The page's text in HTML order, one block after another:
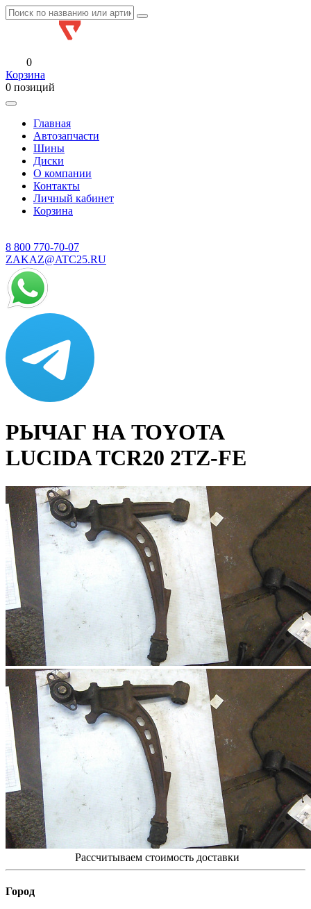
0
Корзина
0 позиций
Главная
Автозапчасти
Шины
Диски
О компании
Контакты
Личный кабинет
Корзина
8 800 770-70-07
ZAKAZ@ATC25.RU
РЫЧАГ НА TOYOTA
LUCIDA TCR20 2TZ-FE
Рассчитываем стоимость доставки
Город